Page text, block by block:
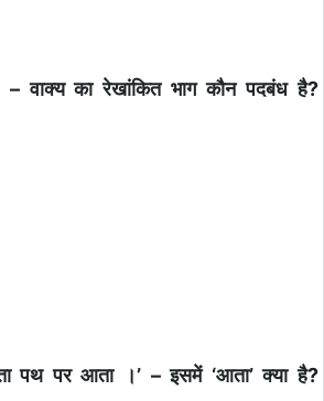
– वाक्य का रेखांकित भाग कौन पदबंध है?
पथ पर आता ।’ – इसमें ‘आता’ क्या है?